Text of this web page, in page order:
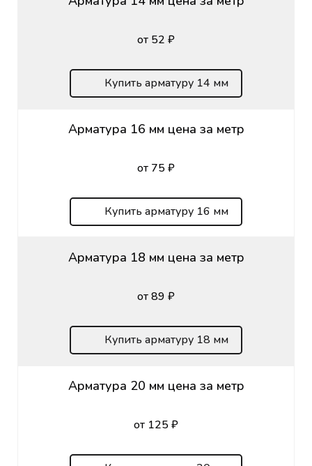
от 52 ₽
Купить арматуру 14 мм
Арматура 16 мм цена за метр
от 75 ₽
Купить арматуру 16 мм
Арматура 18 мм цена за метр
от 89 ₽
Купить арматуру 18 мм
Арматура 20 мм цена за метр
от 125 ₽